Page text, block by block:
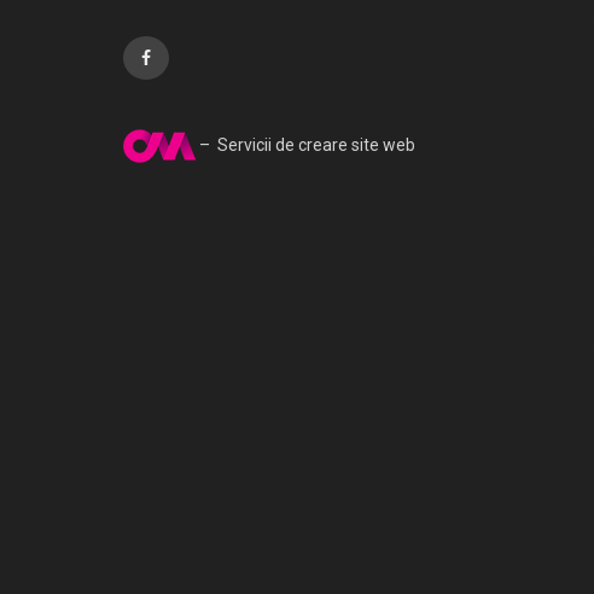
– Servicii de creare site web